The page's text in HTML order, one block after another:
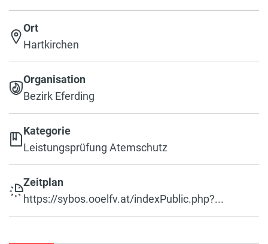
Ort
Hartkirchen
Organisation
Bezirk Eferding
Kategorie
Leistungsprüfung Atemschutz
Zeitplan
https://sybos.ooelfv.at/indexPublic.php?...